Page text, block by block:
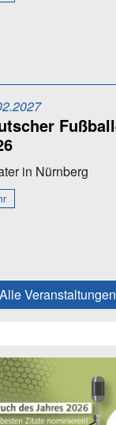
in Nürnberg
Alle Veranstaltungen